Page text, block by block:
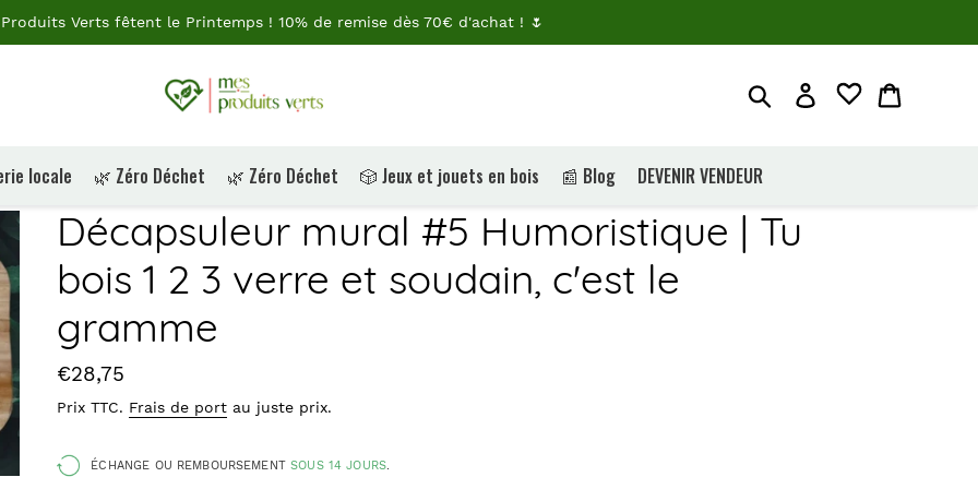
Produits Verts fêtent le Printemps ! 10% de remise dès 70€ d'achat ! 🌷
RechercherJe me connecte
locale 🌿 Zéro Déchet 🌿 Zéro Déchet 🎲 Jeux et jouets en bois 📰 Blog DEVENIR VENDEUR
Décapsuleur mural #5 Humoristique | Tu
bois 1 2 3 verre et soudain, c'est le
gramme
Prix
€28,75
Prix TTC. Frais de port au juste prix.
ÉCHANGE OU REMBOURSEMENTSOUS 14 JOURS.